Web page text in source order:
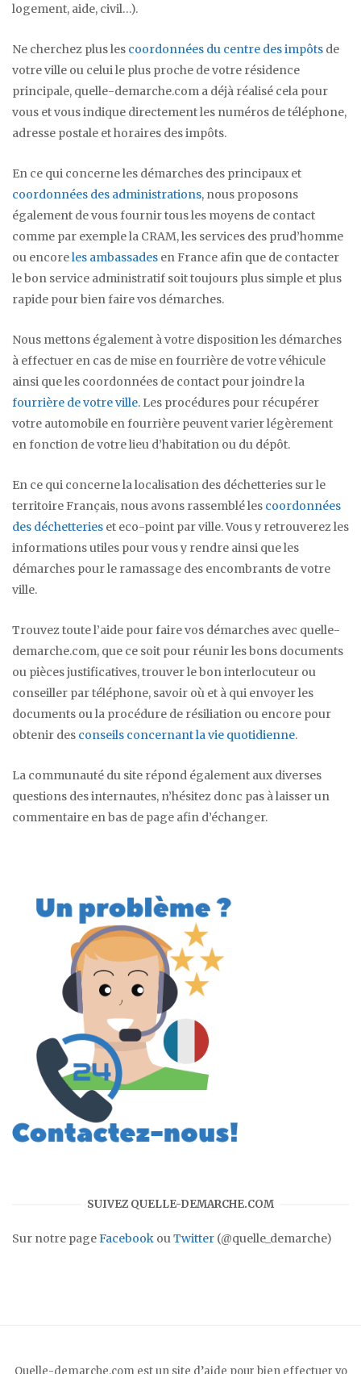
logement, aide, civil…).
Ne cherchez plus les coordonnées du centre des impôts de
votre ville ou celui le plus proche de votre résidence
principale, quelle-demarche.com a déjà réalisé cela pour
vous et vous indique directement les numéros de téléphone,
adresse postale et horaires des impôts.
En ce qui concerne les démarches des principaux et
coordonnées des administrations, nous proposons
également de vous fournir tous les moyens de contact
comme par exemple la CRAM, les services des prud’homme
ou encoreles ambassades en France afin que de contacter
le bon service administratif soit toujours plus simple et plus
rapide pour bien faire vos démarches.
Nous mettons également à votre disposition les démarches
à effectuer en cas de mise en fourrière de votre véhicule
ainsi que les coordonnées de contact pour joindre la
fourrière de votre ville. Les procédures pour récupérer
votre automobile en fourrière peuvent varier légèrement
en fonction de votre lieu d’habitation ou du dépôt.
En ce qui concerne la localisation des déchetteries sur le
territoire Français, nous avons rassemblé les coordonnées
des déchetteries et eco-point par ville. Vous y retrouverez les
informations utiles pour vous y rendre ainsi que les
démarches pour le ramassage des encombrants de votre
ville.
Trouvez toute l’aide pour faire vos démarches avec quelle-
demarche.com, que ce soit pour réunir les bons documents
ou pièces justificatives, trouver le bon interlocuteur ou
conseiller par téléphone, savoir où et à qui envoyer les
documents ou la procédure de résiliation ou encore pour
obtenir des conseils concernant la vie quotidienne.
La communauté du site répond également aux diverses
questions des internautes, n’hésitez donc pas à laisser un
commentaire en bas de page afin d’échanger.
SUIVEZ QUELLE-DEMARCHE.COM
Sur notre pageFacebook ouTwitter (@quelle_demarche)
Quelle-demarche.com est un site d’aide pour bien effectuer vo